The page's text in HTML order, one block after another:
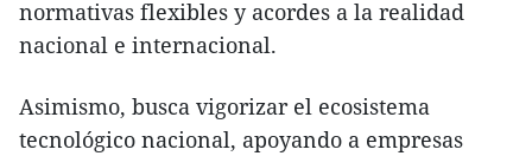
normativas flexibles y acordes a la realidad
nacional e internacional.
Asimismo, busca vigorizar el ecosistema
tecnológico nacional, apoyando a empresas